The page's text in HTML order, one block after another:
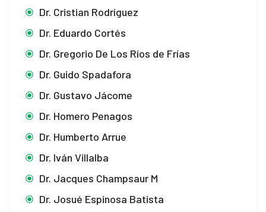
Dr. Cristian Rodríguez
Dr. Eduardo Cortés
Dr. Gregorio De Los Ríos de Frías
Dr. Guido Spadafora
Dr. Gustavo Jácome
Dr. Homero Penagos
Dr. Humberto Arrue
Dr. Iván Villalba
Dr. Jacques Champsaur M
Dr. Josué Espinosa Batista